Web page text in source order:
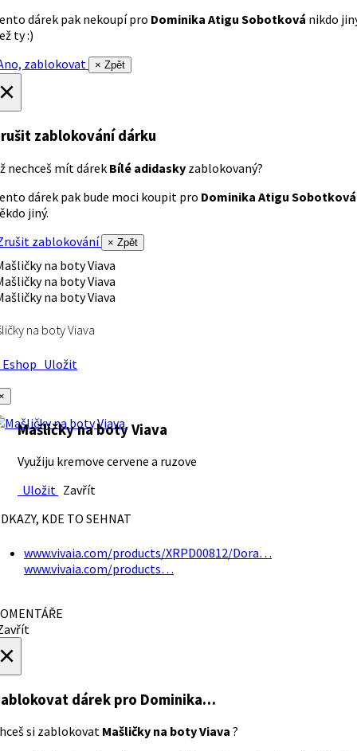
dárek pak nekoupí pro Dominika Atigu Sobotková nikdo
ty :)
zablokovat
× Zpět
zablokování dárku
nechceš mít dárek Bílé adidasky zablokovaný?
dárek pak bude moci koupit pro Dominika Atigu Sobotková
jiný.
zablokování
× Zpět
na boty Viava
Uložit
Mašličky na boty Viava
Využiju kremove cervene a ruzove
Uložit Zavřít
KDE TO SEHNAT
www.vivaia.com/products/XRPD00812/Dora…
www.vivaia.com/products…
dárek pro Dominika…
si zablokovat Mašličky na boty Viava ?